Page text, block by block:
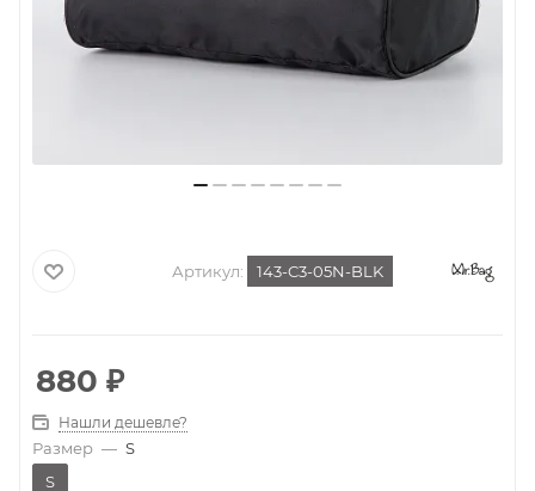
Артикул: 143-C3-05N-BLK
880 ₽
Нашли дешевле?
Размер — S
S